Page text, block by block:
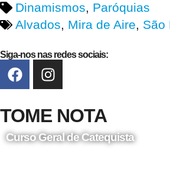
Dinamismos, Paróquias
Alvados, Mira de Aire, São
Siga-nos nas redes sociais:
TOME NOTA
Curso Geral de Catequista